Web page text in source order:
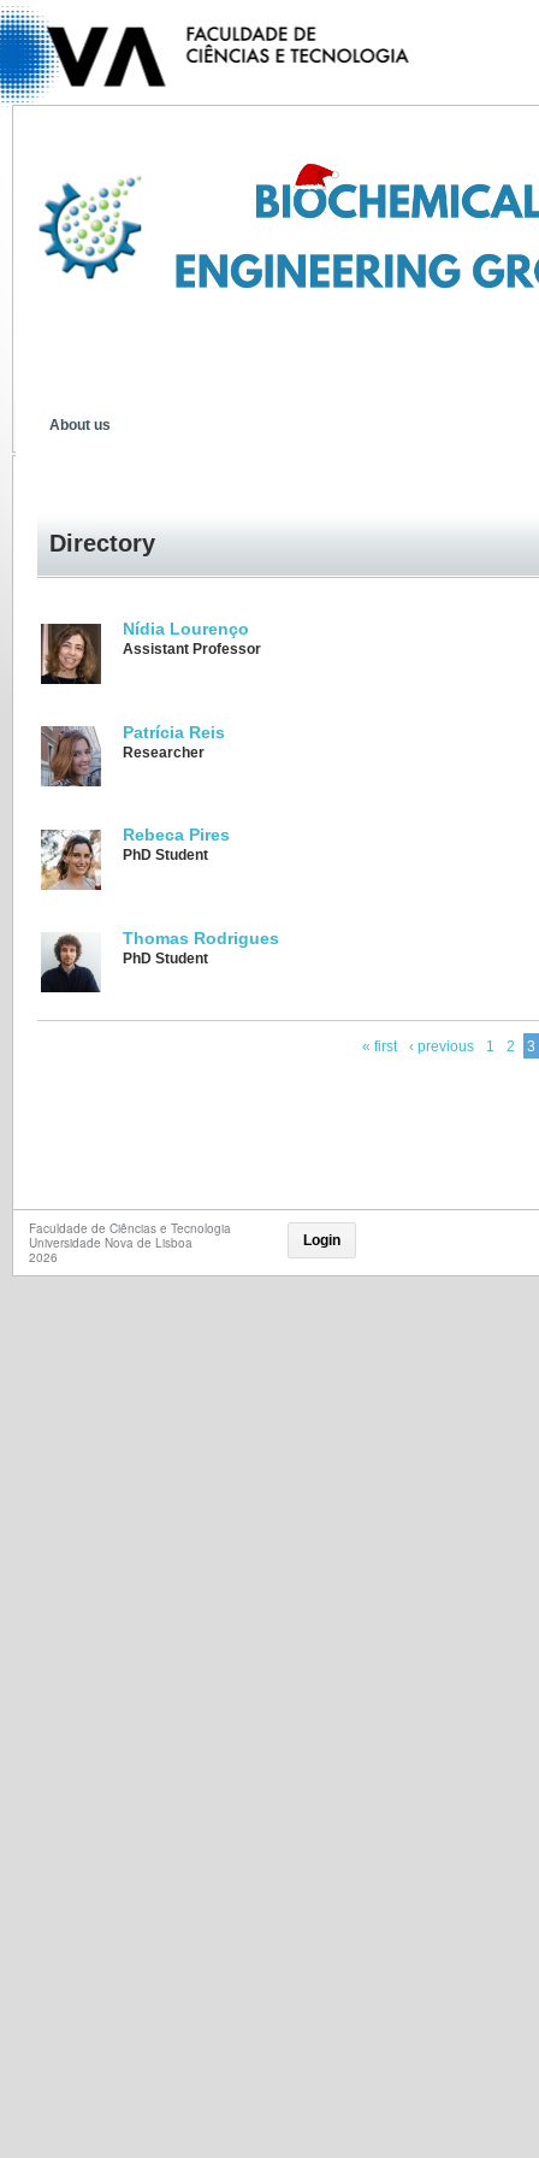
About us
Directory
Nídia Lourenço
Assistant Professor
Patrícia Reis
Researcher
Rebeca Pires
PhD Student
Thomas Rodrigues
PhD Student
« first ‹ previous 1 2 3
Faculdade de Ciências e Tecnologia
Universidade Nova de Lisboa
2026
Login